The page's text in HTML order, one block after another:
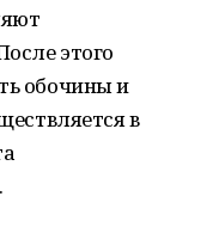
этого
обочины и
в